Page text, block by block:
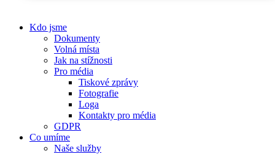
Kdo jsme
Dokumenty
Volná místa
Jak na stížnosti
Pro média
Tiskové zprávy
Fotografie
Loga
Kontakty pro média
GDPR
Co umíme
Naše služby